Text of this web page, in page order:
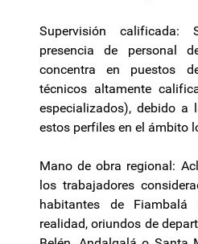
Supervisión
presencia de personal
concentra en puestos
técnicos altamente
especializados), debido a
estos perfiles en el ámbito
Mano de obra regional:
los trabajadores
habitantes de
realidad, oriundos de